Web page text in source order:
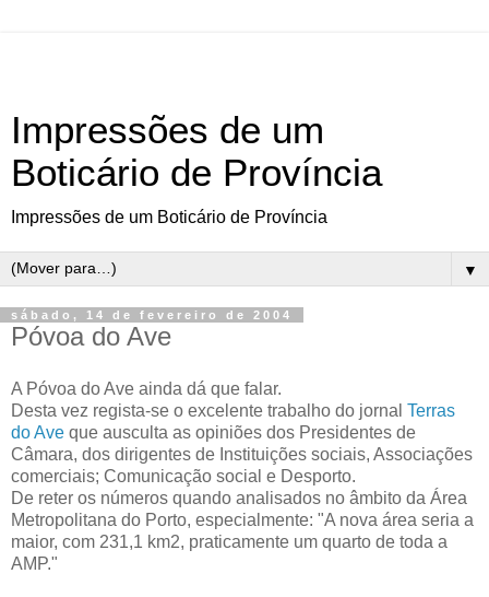
Impressões de um
Boticário de Província
Impressões de um Boticário de Província
▼
sábado, 14 de fevereiro de 2004
Póvoa do Ave
A Póvoa do Ave ainda dá que falar.
Desta vez regista-se o excelente trabalho do jornal Terras
do Ave que ausculta as opiniões dos Presidentes de
Câmara, dos dirigentes de Instituições sociais, Associações
comerciais; Comunicação social e Desporto.
De reter os números quando analisados no âmbito da Área
Metropolitana do Porto, especialmente: "A nova área seria a
maior, com 231,1 km2, praticamente um quarto de toda a
AMP."